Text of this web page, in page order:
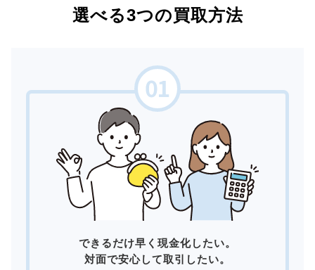
選べる3つの買取方法
できるだけ早く現金化したい。
対面で安心して取引したい。